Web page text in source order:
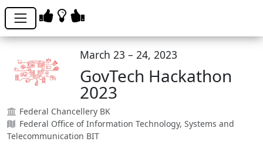
March 23 – 24, 2023
GovTech Hackathon
2023
Federal Chancellery BK
Federal Office of Information Technology, Systems and
Telecommunication BIT